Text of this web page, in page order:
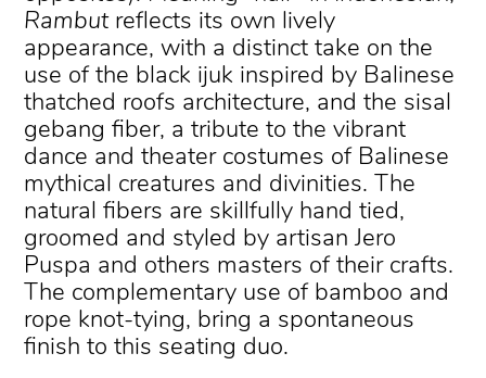
Rambutreflects its own lively
appearance, with a distinct take on the
use of the black ijuk inspired by Balinese
thatched roofs architecture, and the sisal
gebang fiber, a tribute to the vibrant
dance and theater costumes of Balinese
mythical creatures and divinities. The
natural fibers are skillfully hand tied,
groomed and styled by artisan Jero
Puspa and others masters of their crafts.
The complementary use of bamboo and
rope knot-tying, bring a spontaneous
finish to this seating duo.